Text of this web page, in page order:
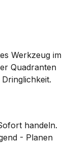
Werkzeug im
Quadranten
handeln.
- Planen